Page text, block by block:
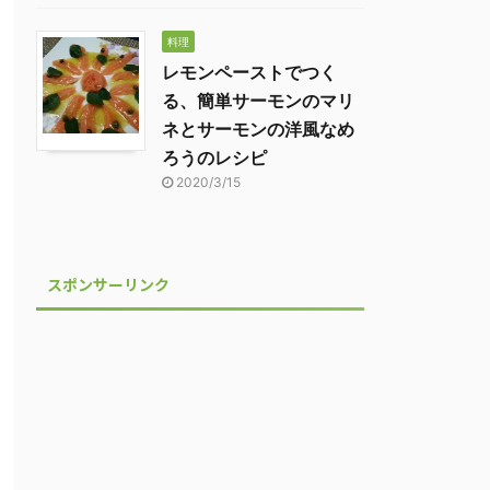
料理
レモンペーストでつく
る、簡単サーモンのマリ
ネとサーモンの洋風なめ
ろうのレシピ
2020/3/15
スポンサーリンク